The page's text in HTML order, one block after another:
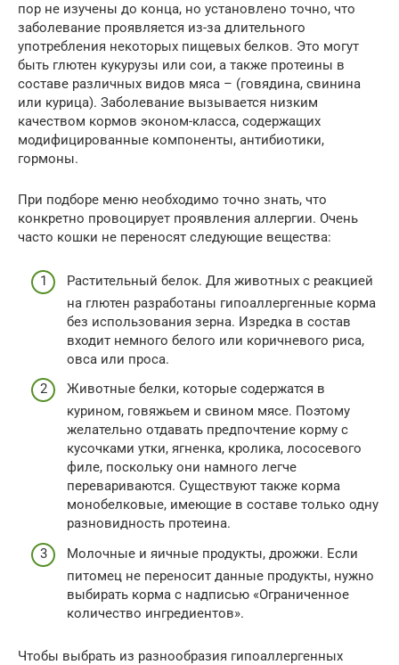
пор не изучены до конца, но установлено точно, что
заболевание проявляется из-за длительного
употребления некоторых пищевых белков. Это могут
быть глютен кукурузы или сои, а также протеины в
составе различных видов мяса – (говядина, свинина
или курица). Заболевание вызывается низким
качеством кормов эконом-класса, содержащих
модифицированные компоненты, антибиотики,
гормоны.
При подборе меню необходимо точно знать, что
конкретно провоцирует проявления аллергии. Очень
часто кошки не переносят следующие вещества:
Растительный белок. Для животных с реакцией
на глютен разработаны гипоаллергенные корма
без использования зерна. Изредка в состав
входит немного белого или коричневого риса,
овса или проса.
Животные белки, которые содержатся в
курином, говяжьем и свином мясе. Поэтому
желательно отдавать предпочтение корму с
кусочками утки, ягненка, кролика, лососевого
филе, поскольку они намного легче
перевариваются. Существуют также корма
монобелковые, имеющие в составе только одну
разновидность протеина.
Молочные и яичные продукты, дрожжи. Если
питомец не переносит данные продукты, нужно
выбирать корма с надписью «Ограниченное
количество ингредиентов».
Чтобы выбрать из разнообразия гипоаллергенных